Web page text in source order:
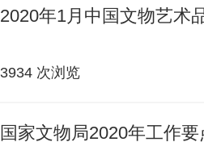
2020年1月中国文物艺术
3934 次浏览
国家文物局2020年工作要